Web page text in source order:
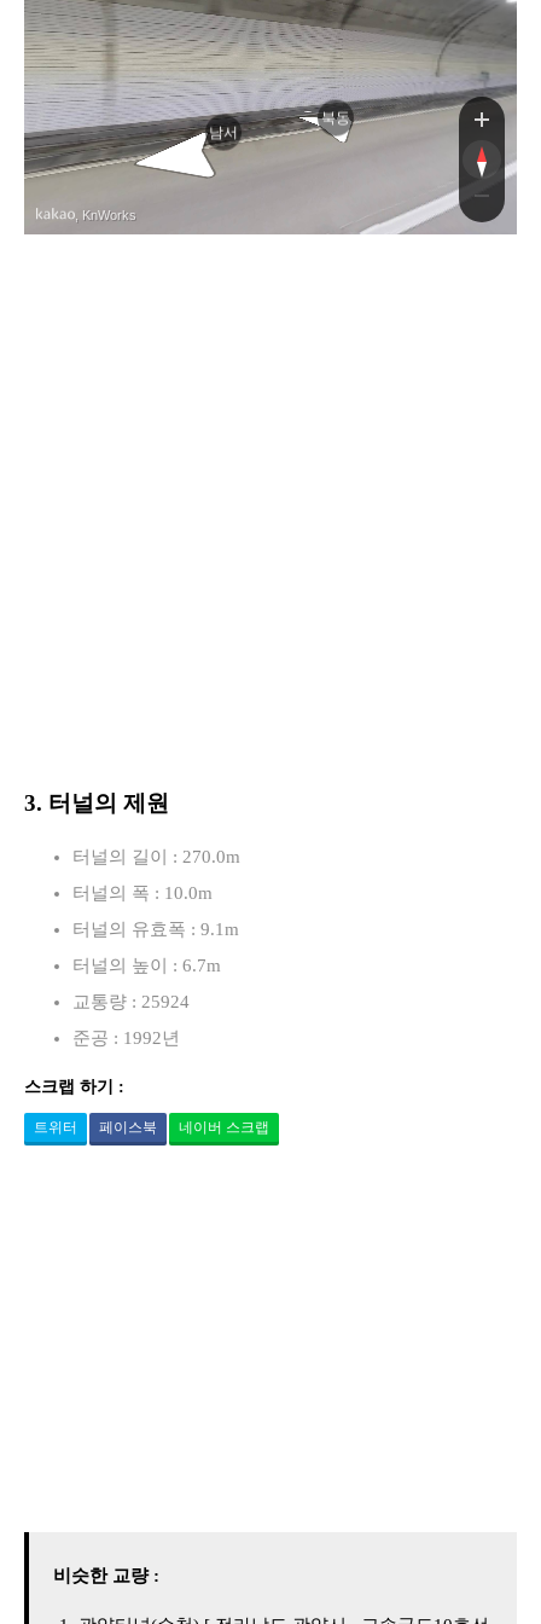
남서
북동
, KnWorks
3. 터널의 제원
터널의 길이 : 270.0m
터널의 폭 : 10.0m
터널의 유효폭 : 9.1m
터널의 높이 : 6.7m
교통량 : 25924
준공 : 1992년
스크랩 하기 :
트위터 페이스북 네이버 스크랩
비슷한 교량 :